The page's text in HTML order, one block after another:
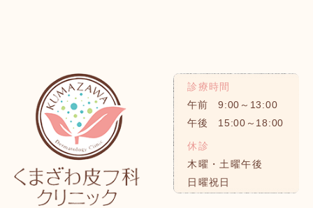
診療時間
午前 9:00～13:00
午後 15:00～18:00
休診
木曜・土曜午後
日曜祝日